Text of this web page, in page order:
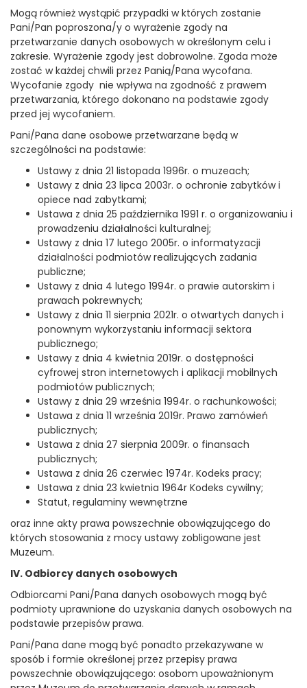
Mogą również wystąpić przypadki w których zostanie
Pani/Pan poproszona/y o wyrażenie zgody na
przetwarzanie danych osobowych w określonym celu i
zakresie. Wyrażenie zgody jest dobrowolne. Zgoda może
zostać w każdej chwili przez Panią/Pana wycofana.
Wycofanie zgody nie wpływa na zgodność z prawem
przetwarzania, którego dokonano na podstawie zgody
przed jej wycofaniem.
Pani/Pana dane osobowe przetwarzane będą w
szczególności na podstawie:
Ustawy z dnia 21 listopada 1996r. o muzeach;
Ustawy z dnia 23 lipca 2003r. o ochronie zabytków i
opiece nad zabytkami;
Ustawa z dnia 25 października 1991 r. o organizowaniu i
prowadzeniu działalności kulturalnej;
Ustawy z dnia 17 lutego 2005r. o informatyzacji
działalności podmiotów realizujących zadania
publiczne;
Ustawy z dnia 4 lutego 1994r. o prawie autorskim i
prawach pokrewnych;
Ustawy z dnia 11 sierpnia 2021r. o otwartych danych i
ponownym wykorzystaniu informacji sektora
publicznego;
Ustawy z dnia 4 kwietnia 2019r. o dostępności
cyfrowej stron internetowych i aplikacji mobilnych
podmiotów publicznych;
Ustawy z dnia 29 września 1994r. o rachunkowości;
Ustawa z dnia 11 września 2019r. Prawo zamówień
publicznych;
Ustawa z dnia 27 sierpnia 2009r. o finansach
publicznych;
Ustawa z dnia 26 czerwiec 1974r. Kodeks pracy;
Ustawa z dnia 23 kwietnia 1964r Kodeks cywilny;
Statut, regulaminy wewnętrzne
oraz inne akty prawa powszechnie obowiązującego do
których stosowania z mocy ustawy zobligowane jest
Muzeum.
IV. Odbiorcy danych osobowych
Odbiorcami Pani/Pana danych osobowych mogą być
podmioty uprawnione do uzyskania danych osobowych na
podstawie przepisów prawa.
Pani/Pana dane mogą być ponadto przekazywane w
sposób i formie określonej przez przepisy prawa
powszechnie obowiązującego: osobom upoważnionym